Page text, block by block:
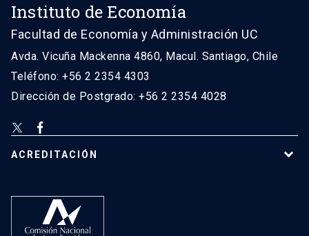
Instituto de Economía
Facultad de Economía y Administración UC
Avda. Vicuña Mackenna 4860, Macul. Santiago, Chile
Teléfono: +56 2 2354 4303
Dirección de Postgrado: +56 2 2354 4028
ACREDITACIÓN